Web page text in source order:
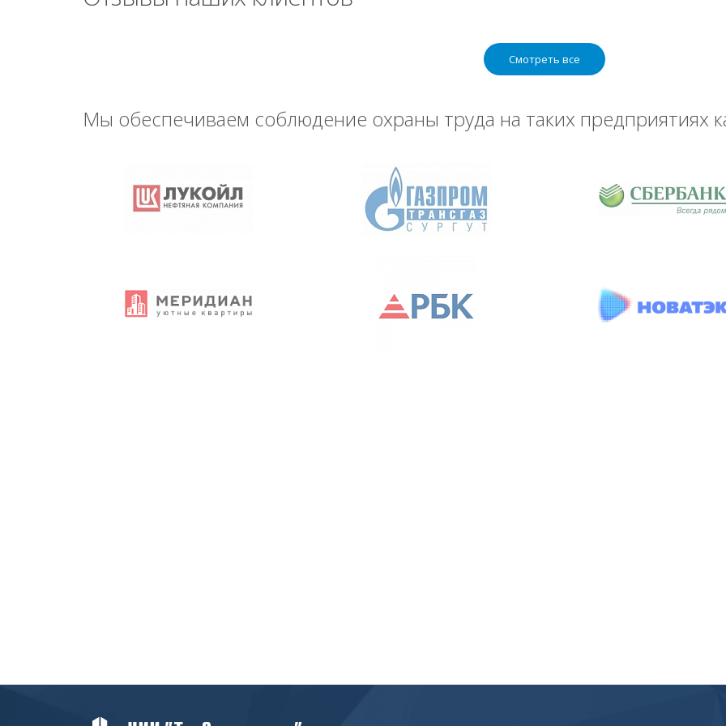
Смотреть все
Мы обеспечиваем соблюдение охраны труда на таких предприятиях